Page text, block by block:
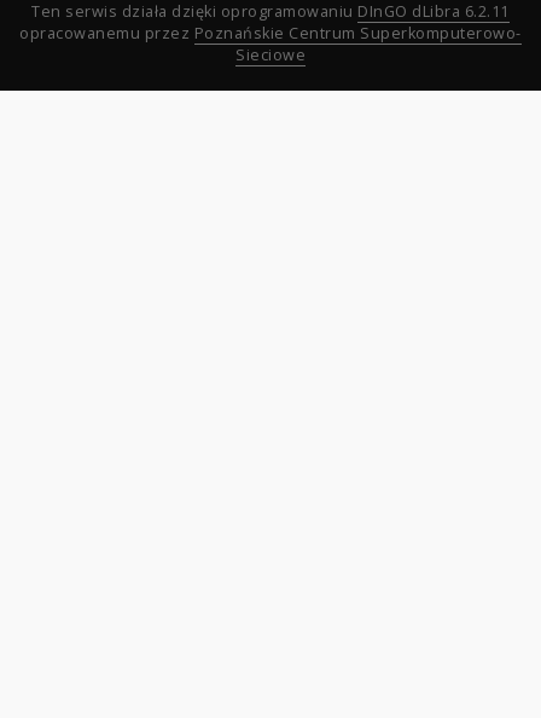
Ten serwis działa dzięki oprogramowaniu DInGO dLibra 6.2.11
opracowanemu przez Poznańskie Centrum Superkomputerowo-
Sieciowe